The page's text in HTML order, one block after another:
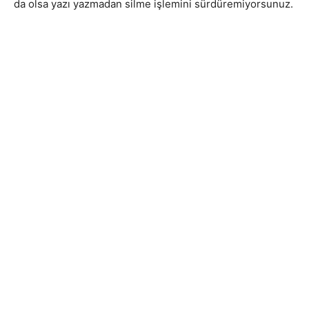
da olsa yazı yazmadan silme işlemini sürdüremiyorsunuz.